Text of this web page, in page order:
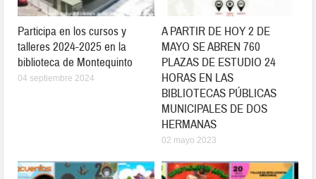
Participa en los cursos y
talleres 2024-2025 en la
biblioteca de Montequinto
04 septiembre 2024
A PARTIR DE HOY 2 DE
MAYO SE ABREN 760
PLAZAS DE ESTUDIO 24
HORAS EN LAS
BIBLIOTECAS PÚBLICAS
MUNICIPALES DE DOS
HERMANAS
02 mayo 2023